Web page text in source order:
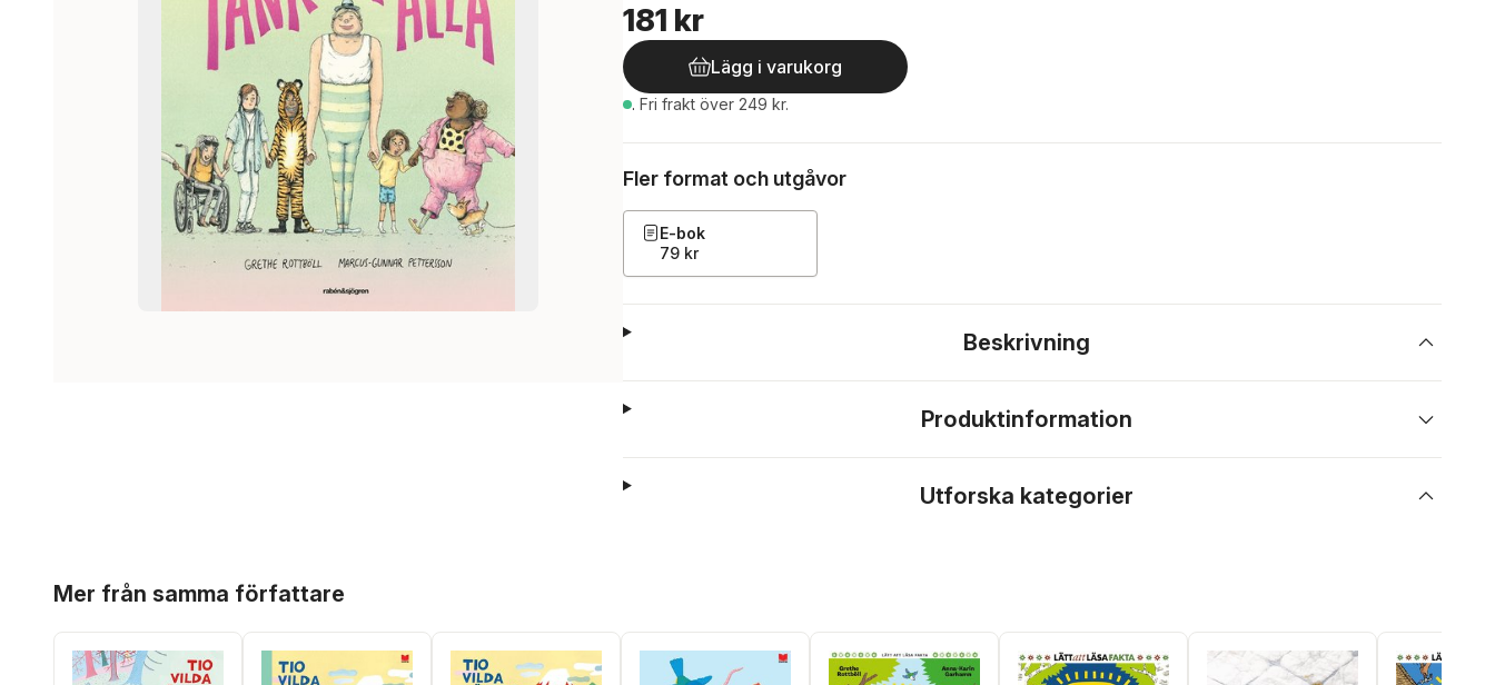
181 kr
Lägg i varukorg
. Fri frakt över 249 kr.
Fler format och utgåvor
E-bok
79 kr
Beskrivning
Produktinformation
Utforska kategorier
Mer från samma författare